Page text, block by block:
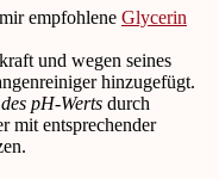
empfohlene Glycerin
und wegen seines
hinzugefügt.
pH-Werts durch
mit entsprechender